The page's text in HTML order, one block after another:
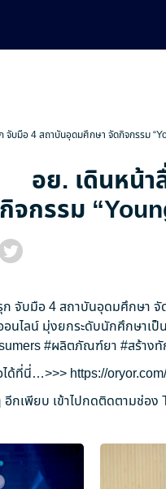
จับมือ 4 สถาบันอุดมศึกษา จัดกิจกรรม
อย. เดินหน้
กิจกรรม
ก จับมือ 4 สถาบันอุดมศึกษา จั
ไลน์ มุ่งยกระดับนักศึกษาเป็
#ผลิตภัณฑ์ยา #สร้าง
ได้ที่นี่…>>> https://
กเพียบ เข้าไปกดติดตามช่อง